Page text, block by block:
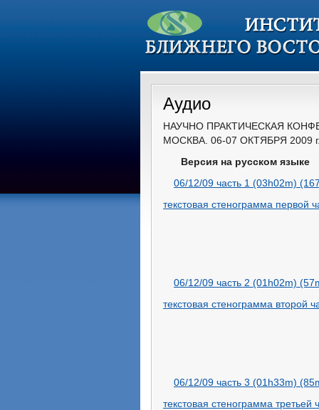
Аудио
НАУЧНО ПРАКТИЧЕСКАЯ
МОСКВА. 06-07 ОКТЯБРЯ 2009 г.
Версия на русском языке
06/12/09 часть 1 (03h02m)
текстовая стенограмма первой
06/12/09 часть 2 (01h02m)
текстовая стенограмма второй
06/12/09 часть 3 (01h33m)
текстовая стенограмма третьей